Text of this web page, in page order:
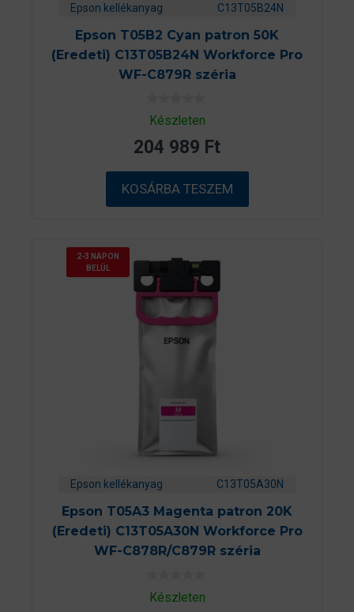
Epson kellékanyag C13T05B24N
Epson T05B2 Cyan patron 50K
(Eredeti) C13T05B24N Workforce Pro
WF-C879R széria
0
a
5
b
ő
l
Készleten
204 989 Ft
KOSÁRBA TESZEM
2-3 NAPON
BELÜL
Epson kellékanyag C13T05A30N
Epson T05A3 Magenta patron 20K
(Eredeti) C13T05A30N Workforce Pro
WF-C878R/C879R széria
0
aKészleten